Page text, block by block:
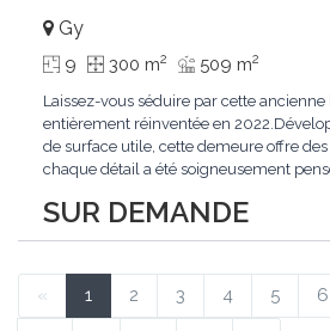
SUR DEMANDE
Gy
9 300 m2 509 m2
Laissez-vous séduire par cette ancienne
entièrement réinventée en
de surface utile, cette demeure offre
chaque détail a été soigneusement
contemporaines. Sa distribution
été conçue pour répondre...
« 1 2 3 4 5 6